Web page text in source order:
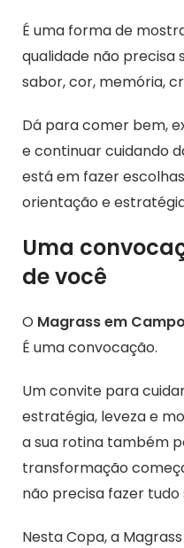
É uma forma de
qualidade não precisa
sabor, cor, memória,
Dá para comer bem,
e continuar cuidando
está em fazer
orientação e
Uma
de você
O Magrass em Campo
É uma convocação.
Um convite para
estratégia, leveza e
a sua rotina também
transformação
não precisa fazer tudo
Nesta Copa, a